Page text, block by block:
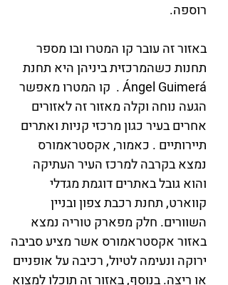
רוספה.
באזור זה עובר קו המטרו ובו מספר
תחנות כשהמרכזית ביניהן היא תחנת
Ángel Guimerá . קו המטרו מאפשר
הגעה נוחה וקלה מאזור זה לאזורים
אחרים בעיר כגון מרכזי קניות ואתרים
תיירותיים . כאמור, אקסטראמורס
נמצא בקרבה למרכז העיר העתיקה
והוא גובל באתרים דוגמת מגדלי
קווארט, תחנת רכבת צפון ובניין
השוורים. חלק מפארק טוריה נמצא
באזור אקסטראמורס אשר מציע סביבה
ירוקה ונעימה לטיול, רכיבה על אופניים
או ריצה. בנוסף, באזור זה תוכלו למצוא